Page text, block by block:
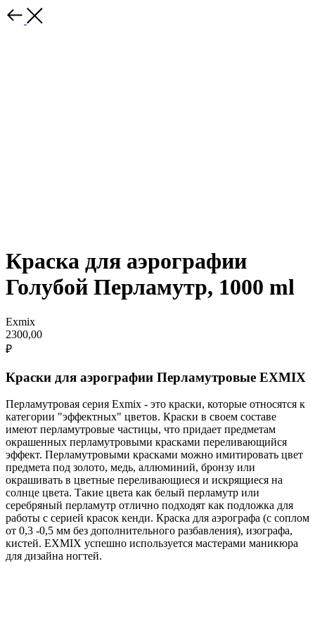
Краска для аэрографии
Голубой Перламутр, 1000 ml
Exmix
2300,00
₽
Краски для аэрографии Перламутровые EXMIX
Перламутровая серия Exmix - это краски, которые относятся к
категории "эффектных" цветов. Краски в своем составе
имеют перламутровые частицы, что придает предметам
окрашенных перламутровыми красками переливающийся
эффект. Перламутровыми красками можно имитировать цвет
предмета под золото, медь, аллюминий, бронзу или
окрашивать в цветные переливающиеся и искрящиеся на
солнце цвета. Такие цвета как белый перламутр или
серебряный перламутр отлично подходят как подложка для
работы с серией красок кенди. Краска для аэрографа (с соплом
от 0,3 -0,5 мм без дополнительного разбавления), изографа,
кистей. EXMIX успешно используется мастерами маникюра
для дизайна ногтей.